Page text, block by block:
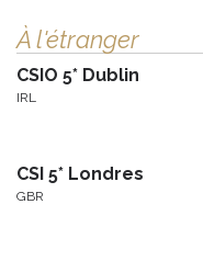
À l'étranger
CSIO 5* Dublin
IRL
CSI 5* Londres
GBR